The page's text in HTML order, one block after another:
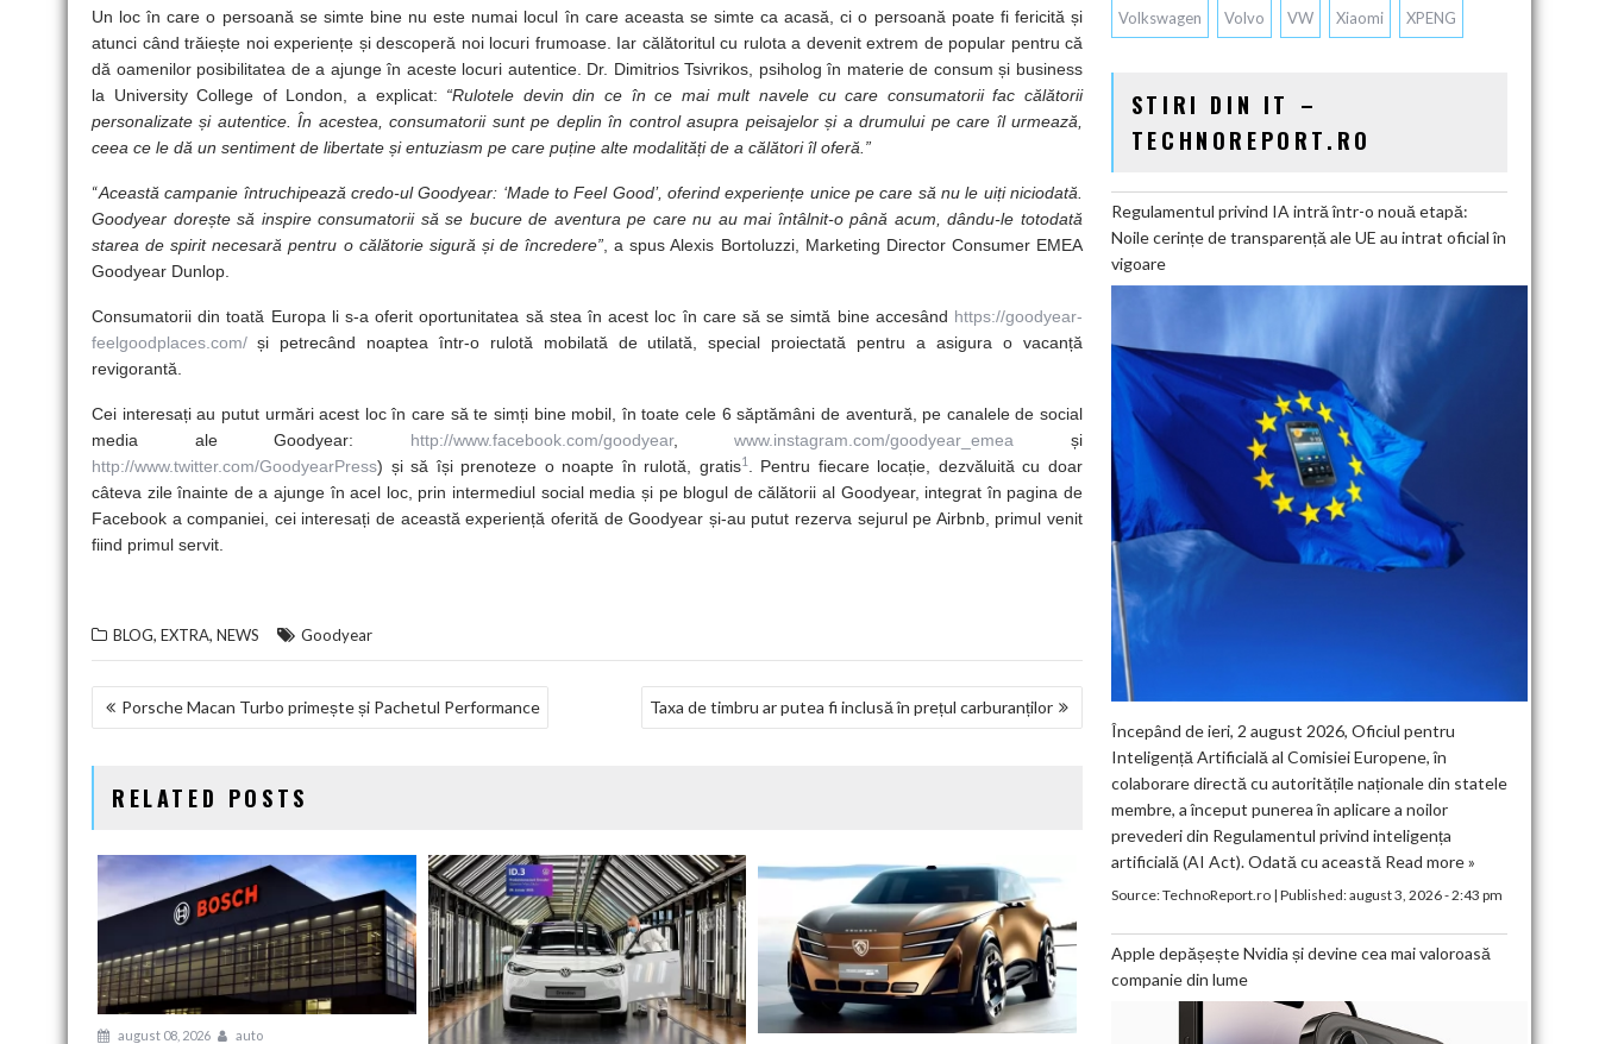
Un loc în care o persoană se simte bine nu este numai locul în care aceasta se simte ca acasă, ci o persoană poate fi fericită și
atunci când trăiește noi experiențe și descoperă noi locuri frumoase. Iar călătoritul cu rulota a devenit extrem de popular pentru că
dă oamenilor posibilitatea de a ajunge în aceste locuri autentice. Dr. Dimitrios Tsivrikos, psiholog în materie de consum și business
la University College of London, a explicat: “Rulotele devin din ce în ce mai mult navele cu care consumatorii fac călătorii
personalizate și autentice. În acestea, consumatorii sunt pe deplin în control asupra peisajelor și a drumului pe care îl urmează,
ceea ce le dă un sentiment de libertate și entuziasm pe care puține alte modalități de a călători îl oferă.”
“Această campanie întruchipează credo-ul Goodyear: ‘Made to Feel Good’, oferind experiențe unice pe care să nu le uiți niciodată.
Goodyear dorește să inspire consumatorii să se bucure de aventura pe care nu au mai întâlnit-o până acum, dându-le totodată
starea de spirit necesară pentru o călătorie sigură și de încredere” , a spus Alexis Bortoluzzi, Marketing Director Consumer EMEA
Goodyear Dunlop.
Consumatorii din toată Europa li s-a oferit oportunitatea să stea în acest loc în care să se simtă bine accesând https://goodyear-
feelgoodplaces.com/ și petrecând noaptea într-o rulotă mobilată de utilată, special proiectată pentru a asigura o vacanță
revigorantă.
Cei interesați au putut urmări acest loc în care să te simți bine mobil, în toate cele 6 săptămâni de aventură, pe canalele de social
media ale Goodyear: http://www.facebook.com/goodyear,www.instagram.com/goodyear_emea și
http://www.twitter.com/GoodyearPress) și să își prenoteze o noapte în rulotă, gratis1. Pentru fiecare locație, dezvăluită cu doar
câteva zile înainte de a ajunge în acel loc, prin intermediul social media și pe blogul de călătorii al Goodyear, integrat în pagina de
Facebook a companiei, cei interesați de această experiență oferită de Goodyear și-au putut rezerva sejurul pe Airbnb, primul venit
fiind primul servit.
BLOG, EXTRA, NEWS Goodyear
NAVIGARE
ARTICOLE
Porsche Macan Turbo primește și Pachetul Performance Taxa de timbru ar putea fi inclusă în prețul carburanților
RELATED POSTS
august 08, 2026
auto
Volkswagen Volvo VW Xiaomi XPENG
STIRI DIN IT –
TECHNOREPORT.RO
Regulamentul privind IA intră într-o nouă etapă:
Noile cerințe de transparență ale UE au intrat oficial în
vigoare
Începând de ieri, 2 august 2026, Oficiul pentru
Inteligență Artificială al Comisiei Europene, în
colaborare directă cu autoritățile naționale din statele
membre, a început punerea în aplicare a noilor
prevederi din Regulamentul privind inteligența
artificială (AI Act). Odată cu această Read more »
Source:TechnoReport.ro| Published:august 3, 2026 - 2:43 pm
Apple depășește Nvidia și devine cea mai valoroasă
companie din lume